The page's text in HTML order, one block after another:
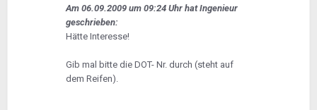
Am 06.09.2009 um 09:24 Uhr hat Ingenieur
geschrieben:
Hätte Interesse!
Gib mal bitte die DOT- Nr. durch (steht auf
dem Reifen).